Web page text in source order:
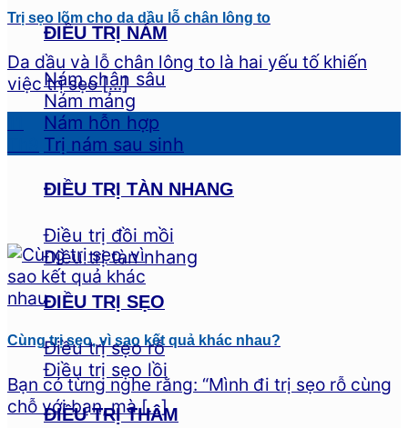
ĐIỀU TRỊ NÁM
Nám chân sâu
Nám mảng
Nám hỗn hợp
Trị nám sau sinh
ĐIỀU TRỊ TÀN NHANG
Điều trị đồi mồi
Điều trị tàn nhang
ĐIỀU TRỊ SẸO
Điều trị sẹo rỗ
Điều trị sẹo lồi
ĐIỀU TRỊ THÂM
Trị sẹo lõm cho da dầu lỗ chân lông to
Da dầu và lỗ chân lông to là hai yếu tố khiến
việc trị sẹo [...]
Cùng trị sẹo, vì sao kết quả khác nhau?
Bạn có từng nghe rằng: “Mình đi trị sẹo rỗ cùng
chỗ với bạn, mà [...]